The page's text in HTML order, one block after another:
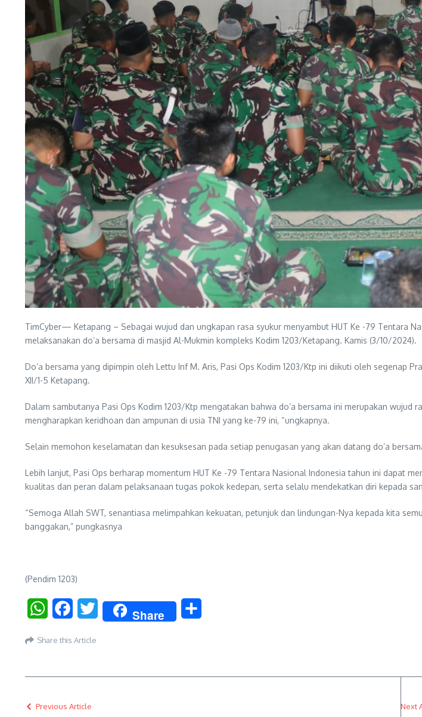
TimCyber— Ketapang – Sebagai wujud dan ungkapan rasa syukur menyambut HUT Ke -79 Tentara
melaksanakan do’a bersama di masjid Al-Mukmin kompleks Kodim 1203/Ketapang. Kamis (3/10/2024).
Do’a bersama yang dipimpin oleh Lettu Inf M. Aris, Pasi Ops Kodim 1203/Ktp ini diikuti oleh segenap
XII/1-5 Ketapang.
Dalam sambutanya Pasi Ops Kodim 1203/Ktp mengatakan bahwa do’a bersama ini merupakan
mengharapkan keridhoan dan ampunan di usia TNI yang ke-79 ini, “ungkapnya.
Selain memohon keselamatan dan kesuksesan pada setiap penugasan yang akan datang do’a
Lebih lanjut, Pasi Ops berharap momentum HUT Ke -79 Tentara Nasional Indonesia tahun ini dapat
kualitas dan peran dalam pelaksanaan tugas pokok kedepan, serta selalu mendekatkan diri kepada
“Semoga Allah SWT, senantiasa melimpahkan kekuatan, petunjuk dan lindungan-Nya kepada kita
banggakan,” pungkasnya
(Pendim 1203)
WhatsAppFacebookTwitter Share
Share this Article
Previous Article Next